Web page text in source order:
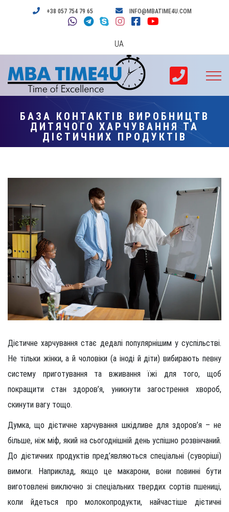
+38 057 754 79 65 INFO@MBATIME4U.COM
UA
БАЗА КОНТАКТІВ ВИРОБНИЦТВ
ДИТЯЧОГО ХАРЧУВАННЯ ТА
ДІЄТИЧНИХ ПРОДУКТІВ
Дієтичне харчування стає дедалі популярнішим у суспільстві.
Не тільки жінки, а й чоловіки (а іноді й діти) вибирають певну
систему приготування та вживання їжі для того, щоб
покращити стан здоров’я, уникнути загострення хвороб,
скинути вагу тощо.
Думка, що дієтичне харчування шкідливе для здоров’я – не
більше, ніж міф, який на сьогоднішній день успішно розвінчаний.
До дієтичних продуктів пред’являються спеціальні (суворіші)
вимоги. Наприклад, якщо це макарони, вони повинні бути
виготовлені виключно зі спеціальних твердих сортів пшениці,
коли йдеться про молокопродукти, найчастіше дієтичні